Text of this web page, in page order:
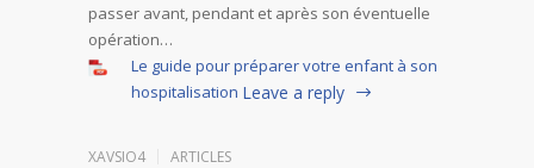
passer avant, pendant et après son éventuelle
opération…
Le guide pour préparer votre enfant à son
hospitalisation Leave a reply
XAVSIO4 ARTICLES